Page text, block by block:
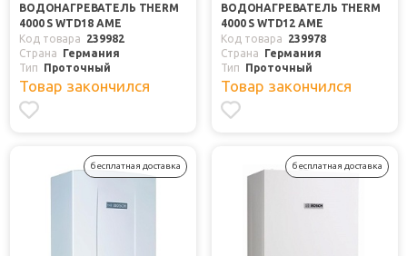
ВОДОНАГРЕВАТЕЛЬ THERM
4000 S WTD18 AME
Код товара
239982
Страна
Германия
Тип
Проточный
Товар закончился
ВОДОНАГРЕВАТЕЛЬ THERM
4000 S WTD12 AME
Код товара
239978
Страна
Германия
Тип
Проточный
Товар закончился
бесплатная доставка бесплатная доставка